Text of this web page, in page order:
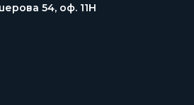
54, оф. 11H